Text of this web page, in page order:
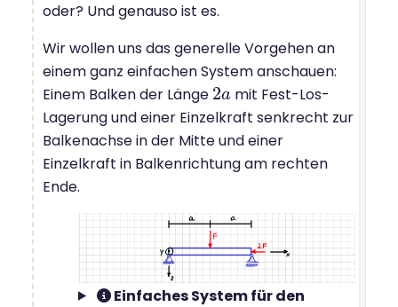
oder? Und genauso ist es.
Wir wollen uns das generelle Vorgehen an
einem ganz einfachen System anschauen:
Einem Balken der Länge 2a
2a mit Fest-Los-
Lagerung und einer Einzelkraft senkrecht zur
Balkenachse in der Mitte und einer
Einzelkraft in Balkenrichtung am rechten
Ende.
Einfaches System für den